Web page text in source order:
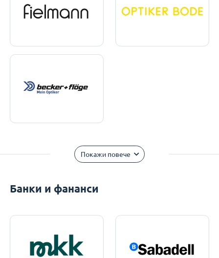
Покажи повече
Банки и фананси